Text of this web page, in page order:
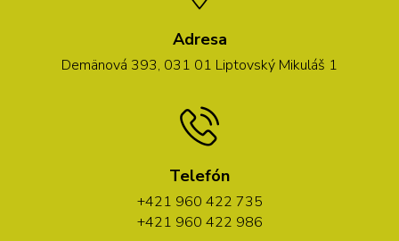
Adresa
Demänová 393, 031 01 Liptovský Mikuláš 1
Telefón
+421 960 422 735
+421 960 422 986